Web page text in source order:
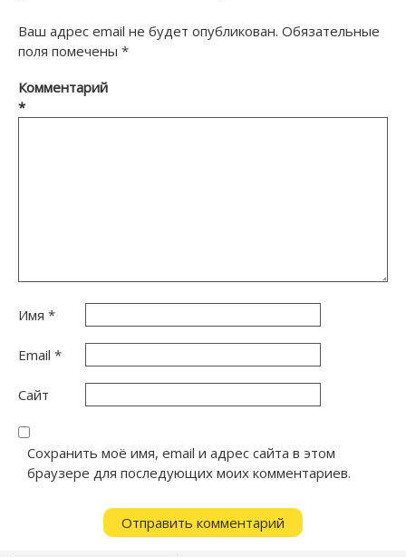
Ваш адрес email не будет опубликован. Обязательные
поля помечены *
Комментарий
*
Имя *
Email *
Сайт
Сохранить моё имя, email и адрес сайта в этом
браузере для последующих моих комментариев.